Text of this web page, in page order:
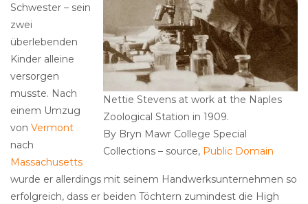
Nettie Stevens at work at the Naples
Zoological Station in 1909.
By Bryn Mawr College Special
Collections – source, Public Domain
Schwester – sein
zwei
überlebenden
Kinder alleine
versorgen
musste. Nach
einem Umzug
von Vermont
nach
Massachusetts
wurde er allerdings mit seinem Handwerksunternehmen so
erfolgreich, dass er beiden Töchtern zumindest die High